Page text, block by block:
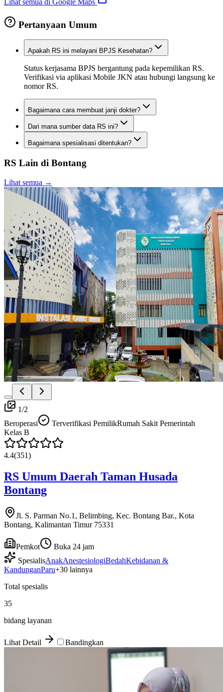
Pertanyaan Umum
Apakah RS ini melayani BPJS Kesehatan?
Status kerjasama BPJS bergantung pada kepemilikan RS.
Verifikasi via aplikasi Mobile JKN atau hubungi langsung ke
nomor RS.
Bagaimana cara membuat janji dokter?
Dari mana sumber data RS ini?
Bagaimana spesialisasi ditentukan?
RS Lain di Bontang
Lihat semua →
1/2
Beroperasi
Terverifikasi PemilikRumah Sakit Pemerintah
Kelas B
4.4(351)
RS Umum Daerah Taman Husada
Bontang
Jl. S. Parman No.1, Belimbing, Kec. Bontang Bar., Kota
Bontang, Kalimantan Timur 75331
Pemkot
Buka 24 jam
SpesialisAnakAnestesiologiBedahKebidanan &
KandunganParu+30 lainnya
Total spesialis
35
bidang layanan
Lihat Detail Bandingkan